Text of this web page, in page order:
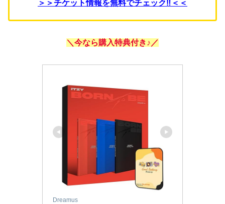
＞＞チケット情報を無料でチェック‼＜＜
＼今なら購入特典付き♪／
Dreamus